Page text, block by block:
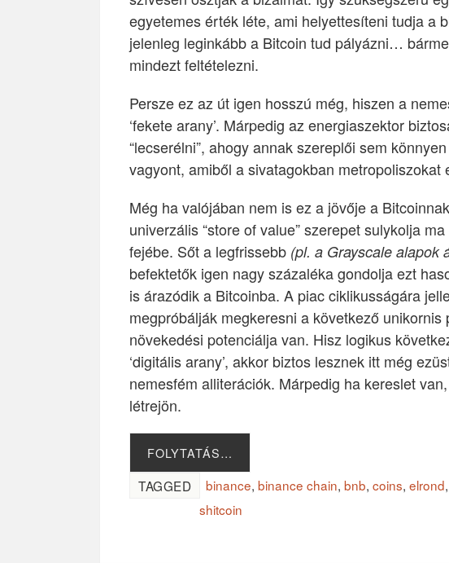
egyetemes érték léte, ami helyettesíteni tudja a
jelenleg leginkább a Bitcoin tud pályázni…
mindezt feltételezni.
Persze ez az út igen hosszú még, hiszen a
‘fekete arany’. Márpedig az energiaszektor
“lecserélni”, ahogy annak szereplői sem
vagyont, amiből a sivatagokban metropoliszokat
Még ha valójában nem is ez a jövője a
univerzális “store of value” szerepet sulykolja
fejébe. Sőt a legfrissebb (pl. a Grayscale alapok
befektetők igen nagy százaléka gondolja ezt
is árazódik a Bitcoinba. A piac ciklikusságára
megpróbálják megkeresni a következő
növekedési potenciálja van. Hisz logikus
‘digitális arany’, akkor biztos lesznek itt még
nemesfém alliterációk. Márpedig ha kereslet
létrejön.
FOLYTATÁS…
TAGGED binance, binance chain, bnb, coins, elrond,
shitcoin